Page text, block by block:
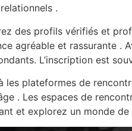
.
des profils vérifiés et
agréable et rassurante .
L’inscription est
les plateformes de
. Les espaces de
et explorez un monde